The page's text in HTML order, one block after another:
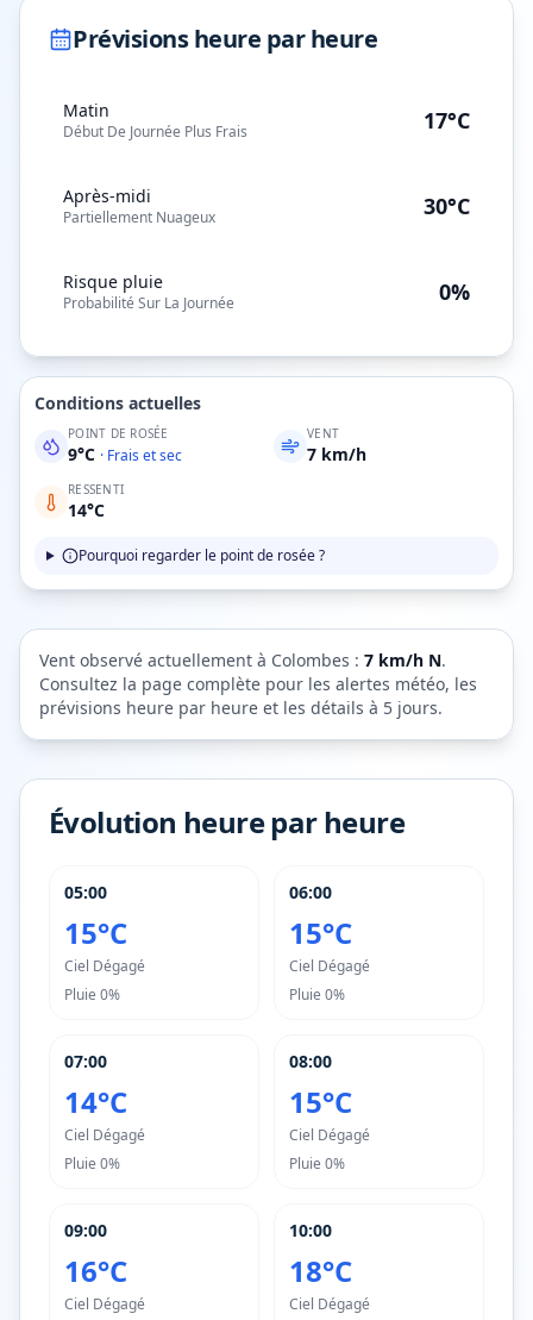
Prévisions heure par heure
Matin
Début De Journée Plus Frais 17°C
Après-midi
Partiellement Nuageux 30°C
Risque pluie
Probabilité Sur La Journée 0%
Conditions actuelles
POINT DE ROSÉE
9°C · Frais et sec
VENT
7 km/h
RESSENTI
14°C
Pourquoi regarder le point de rosée ?
Vent observé actuellement à Colombes : 7 km/h N.
Consultez la page complète pour les alertes météo, les
prévisions heure par heure et les détails à 5 jours.
Évolution heure par heure
05:00
15°C
Ciel Dégagé
Pluie 0%
06:00
15°C
Ciel Dégagé
Pluie 0%
07:00
14°C
Ciel Dégagé
Pluie 0%
08:00
15°C
Ciel Dégagé
Pluie 0%
09:00
16°C
Ciel Dégagé
10:00
18°C
Ciel Dégagé